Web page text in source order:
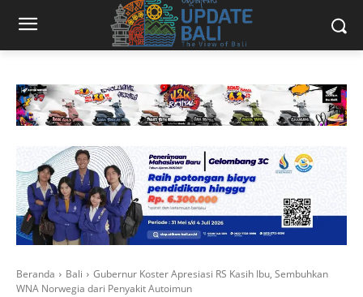
Beranda Bali
Gubernur Koster Apresiasi RS Kasih Ibu, Sembuhkan
WNA Norwegia dari Penyakit Autoimun